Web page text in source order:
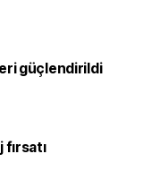
güçlendirildi